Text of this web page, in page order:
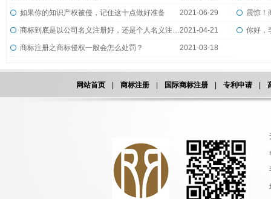
如果你的知识产权被侵，记住这十点做好准备 2021-06-29 震惊！
商标到底是以公司名义注册好，还是个人名义注册好？2021-04-21
商标注册之商标侵权一般会怎么处罚？ 2021-03-18
网站首页 商标注册 国际商标注册 专利申请